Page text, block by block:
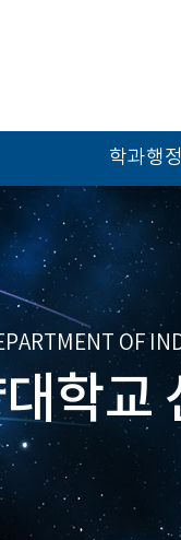
학과행정
OF
학교